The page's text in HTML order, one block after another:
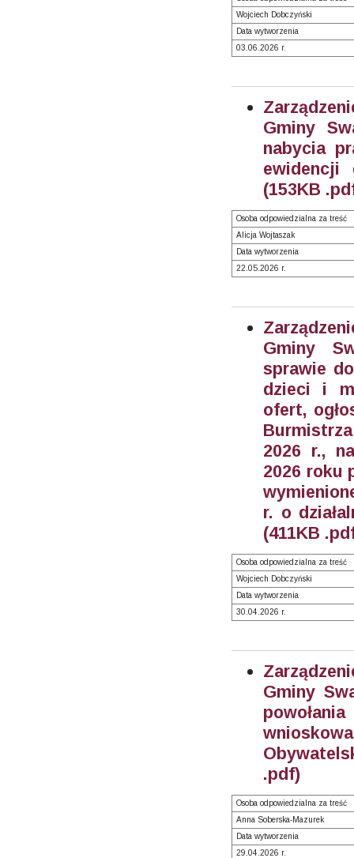
Wojciech Dobczyński
Data wytworzenia
03.06.2026 r.
Gminy
nabycia
ewidencji
(153KB
Osoba odpowiedzialna za treść
Alicja Wojtaszak
Data wytworzenia
22.05.2026 r.
Gminy
sprawie
dzieci i
ofert,
2026 r.,
2026 roku
r. o
(411KB
Osoba odpowiedzialna za treść
Wojciech Dobczyński
Data wytworzenia
30.04.2026 r.
Gminy
.pdf)
Osoba odpowiedzialna za treść
Anna Soberska-Mazurek
Data wytworzenia
29.04.2026 r.